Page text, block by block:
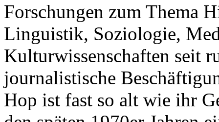
Forschungen zum Thema
Linguistik, Soziologie,
Kulturwissenschaften seit
journalistische
Hop ist fast so alt wie ihr